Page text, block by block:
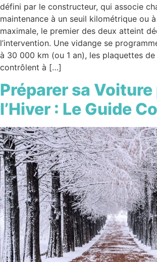
défini par le constructeur, qui associe
maintenance à un seuil kilométrique ou
maximale, le premier des deux atteint
l’intervention. Une vidange se
à 30 000 km (ou 1 an), les plaquettes
contrôlent à […]
Préparer sa
l’Hiver : Le Guide